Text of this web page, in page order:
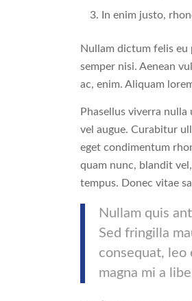
In enim justo,
Nullam dictum felis eu
semper nisi. Aenean
ac, enim. Aliquam
Phasellus viverra
vel augue. Curabitur
eget condimentum
quam nunc, blandit
tempus. Donec vitae
Nullam quis
Sed fringilla
consequat, leo
magna mi a